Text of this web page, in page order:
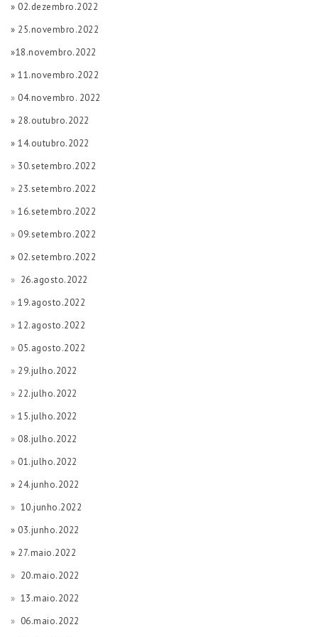
» 02.dezembro.2022
» 25.novembro.2022
»18.novembro.2022
» 11.novembro.2022
» 04.novembro. 2022
» 28.outubro.2022
» 14.outubro.2022
» 30.setembro.2022
» 23.setembro.2022
» 16.setembro.2022
» 09.setembro.2022
» 02.setembro.2022
» 26.agosto.2022
» 19.agosto.2022
» 12.agosto.2022
» 05.agosto.2022
» 29.julho.2022
» 22.julho.2022
» 15.julho.2022
» 08.julho.2022
» 01.julho.2022
» 24.junho.2022
» 10.junho.2022
» 03.junho.2022
» 27.maio.2022
» 20.maio.2022
» 13.maio.2022
» 06.maio.2022